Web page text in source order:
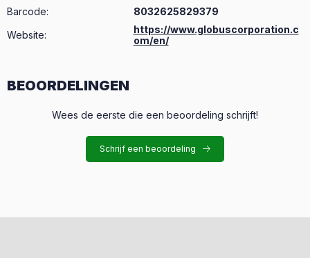
Barcode:
8032625829379
Website:
https://www.globuscorporation.c
om/en/
BEOORDELINGEN
Wees de eerste die een beoordeling schrijft!
Schrijf een beoordeling